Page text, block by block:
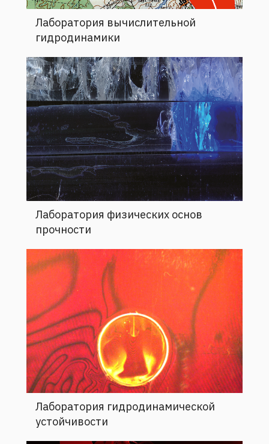
Лаборатория вычислительной
гидродинамики
Лаборатория физических основ
прочности
Лаборатория гидродинамической
устойчивости